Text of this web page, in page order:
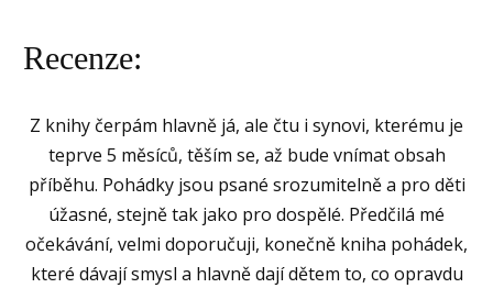
Recenze:
Z knihy čerpám hlavně já, ale čtu i synovi, kterému je
teprve 5 měsíců, těším se, až bude vnímat obsah
příběhu. Pohádky jsou psané srozumitelně a pro děti
úžasné, stejně tak jako pro dospělé. Předčilá mé
očekávání, velmi doporučuji, konečně kniha pohádek,
které dávají smysl a hlavně dají dětem to, co opravdu